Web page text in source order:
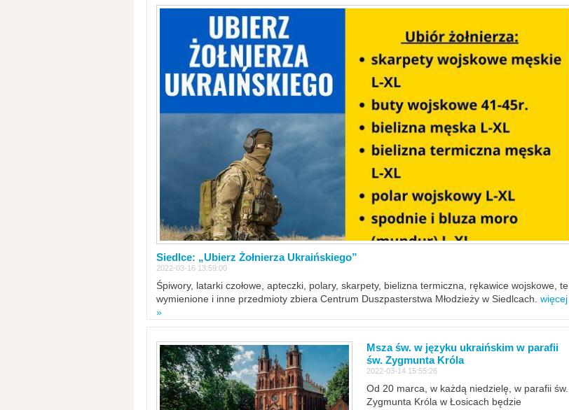
Siedlce: „Ubierz Żołnierza Ukraińskiego”
2022-03-16 13:59:00
Śpiwory, latarki czołowe, apteczki, polary, skarpety, bielizna termiczna, rękawice wojskowe, te
wymienione i inne przedmioty zbiera Centrum Duszpasterstwa Młodzieży w Siedlcach. więcej
»
Msza św. w języku ukraińskim w parafii
św. Zygmunta Króla
2022-03-14 15:55:26
Od 20 marca, w każdą niedzielę, w parafii św.
Zygmunta Króla w Łosicach będzie